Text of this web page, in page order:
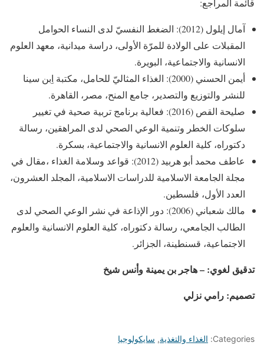
قائمة المراجع:
آمال إيلول (2012): الضغط النفسيّ لدى النساء الحوامل
المقبلات على الولادة للمرّة الأولى، دراسة ميدانية، معهد العلوم
الانسانية والاجتماعية، البويرة.
أيمن الحسني (2000): الغذاء المثاليّ للحامل، مكتبة اِبن سينا
للنشر والتوزيع والتصدير، جامع المنح، مصر، القاهرة.
صليحة القص (2016): فعالية برنامج تربية صحية في تغيير
سلوكات الخطر وتنمية الوعي الصحي لدى المراهقين، رسالة
دكتوراه، كلية العلوم الانسانية والاجتماعية، بسكرة.
عاطف محمد أبو هربيد (2012): قواعد وسلامة الغذاء ،مقال في
مجلة الجامعة الاسلامية للدراسات الاسلامية، المجلد العشرون،
العدد الأول، فلسطين.
مالك شعباني (2006): دور الإذاعة في نشر الوعي الصحي لدى
الطالب الجامعي، رسالة دكتوراه، كلية العلوم الانسانية والعلوم
الاجتماعية، قسنطينة، الجزائر.
تدقيق لغوي: – هاجر بن يمينة وأنس شيخ
تصميم: رامي نزلي
Categories: الغذاء والتغذية, سايكولوجيا